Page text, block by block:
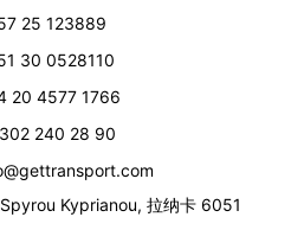
25 123889
30 0528110
20 4577 1766
240 28 90
Kyprianou,拉纳卡 6051